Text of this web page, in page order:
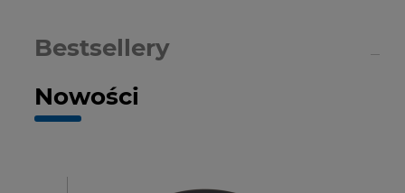
Nowości
Bestsellery